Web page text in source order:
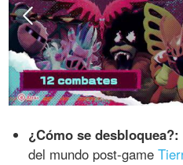
¿Cómo se desbloquea?:
del mundo post-game